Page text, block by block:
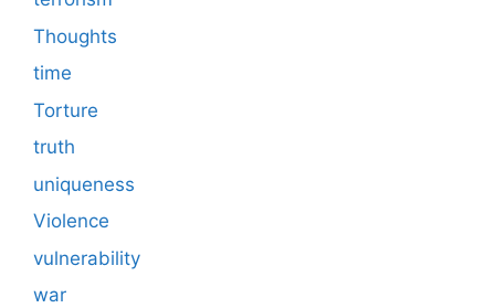
Thoughts
time
Torture
truth
uniqueness
Violence
vulnerability
war